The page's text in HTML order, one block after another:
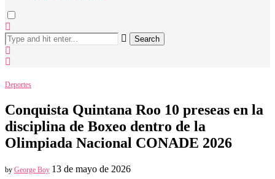
Search
Deportes
Conquista Quintana Roo 10 preseas en la
disciplina de Boxeo dentro de la
Olimpiada Nacional CONADE 2026
by George Boy 13 de mayo de 2026